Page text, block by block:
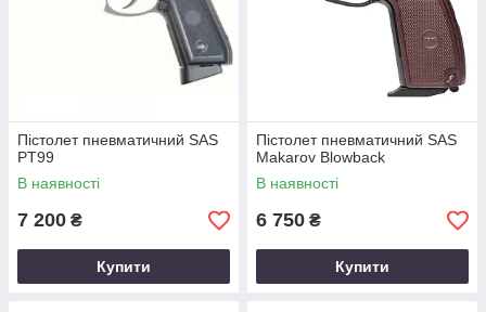
Пістолет пневматичний SAS
PT99
В наявності
7 200 ₴
Купити
Пістолет пневматичний SAS
Makarov Blowback
В наявності
6 750 ₴
Купити